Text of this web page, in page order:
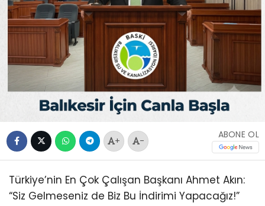
+ -
ABONE OL
Türkiye’nin En Çok Çalışan Başkanı Ahmet Akın:
“Siz Gelmeseniz de Biz Bu İndirimi Yapacağız!”